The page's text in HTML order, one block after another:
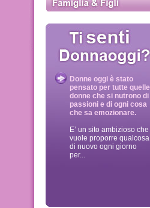
Donne oggi è stato
pensato per tutte quelle
donne che si nutrono di
passioni e di ogni cosa
che sa emozionare.
E’ un sito ambizioso che
vuole proporre qualcosa
di nuovo ogni giorno
per...